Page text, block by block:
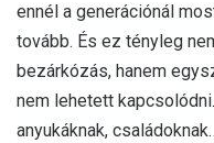
ennél a generációnál
tovább. És ez tényleg
bezárkózás, hanem
nem lehetett
anyukáknak,